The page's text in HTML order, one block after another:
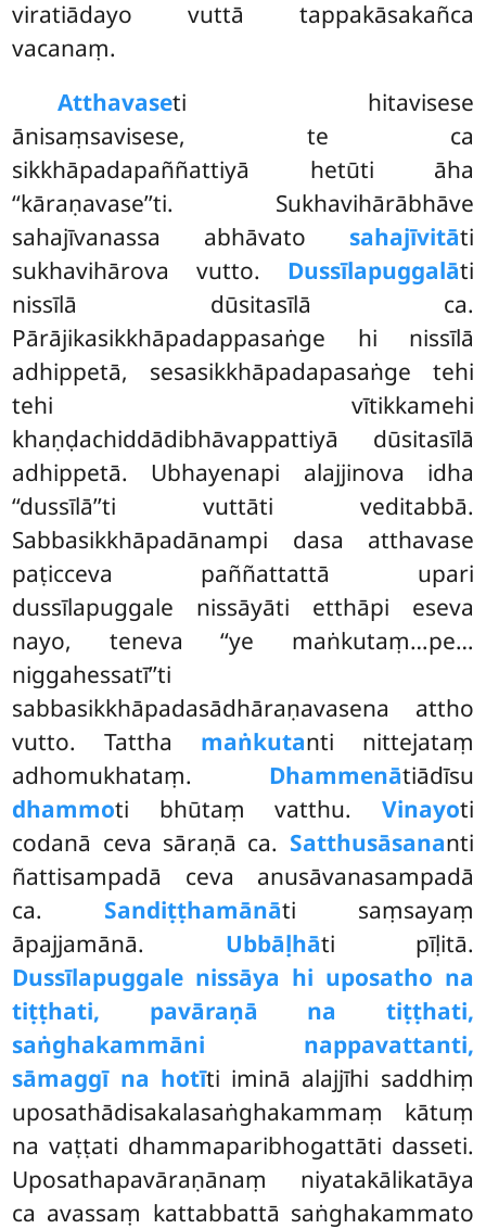
viratiādayo vuttā tappakāsakañca
vacanaṃ.
Atthavaseti hitavisese
ānisaṃsavisese, te ca
sikkhāpadapaññattiyā hetūti āha
‘‘kāraṇavase’’ti. Sukhavihārābhāve
sahajīvanassa abhāvato sahajīvitāti
sukhavihārova vutto. Dussīlapuggalāti
nissīlā dūsitasīlā ca.
Pārājikasikkhāpadappasaṅge hi nissīlā
adhippetā, sesasikkhāpadapasaṅge tehi
tehi vītikkamehi
khaṇḍachiddādibhāvappattiyā dūsitasīlā
adhippetā. Ubhayenapi alajjinova idha
‘‘dussīlā’’ti vuttāti veditabbā.
Sabbasikkhāpadānampi dasa atthavase
paṭicceva paññattattā upari
dussīlapuggale nissāyāti etthāpi eseva
nayo, teneva ‘‘ye maṅkutaṃ…pe…
niggahessatī’’ti
sabbasikkhāpadasādhāraṇavasena attho
vutto. Tattha maṅkutanti nittejataṃ
adhomukhataṃ. Dhammenātiādīsu
dhammoti bhūtaṃ vatthu. Vinayoti
codanā ceva sāraṇā ca. Satthusāsananti
ñattisampadā ceva anusāvanasampadā
ca. Sandiṭṭhamānāti saṃsayaṃ
āpajjamānā. Ubbāḷhāti pīḷitā.
Dussīlapuggale nissāya hi uposatho na
tiṭṭhati, pavāraṇā na tiṭṭhati,
saṅghakammāni nappavattanti,
sāmaggī na hotīti iminā alajjīhi saddhiṃ
uposathādisakalasaṅghakammaṃ kātuṃ
na vaṭṭati dhammaparibhogattāti dasseti.
Uposathapavāraṇānaṃ niyatakālikatāya
ca avassaṃ kattabbattā saṅghakammato